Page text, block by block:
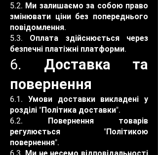
5.2. Ми залишаємо за собою право
змінювати ціни без попереднього
повідомлення.
5.3. Оплата здійснюється через
безпечні платіжні платформи.
6. Доставка та
повернення
6.1. Умови доставки викладені у
розділі "Політика доставки".
6.2. Повернення товарів
регулюється "Політикою
повернення".